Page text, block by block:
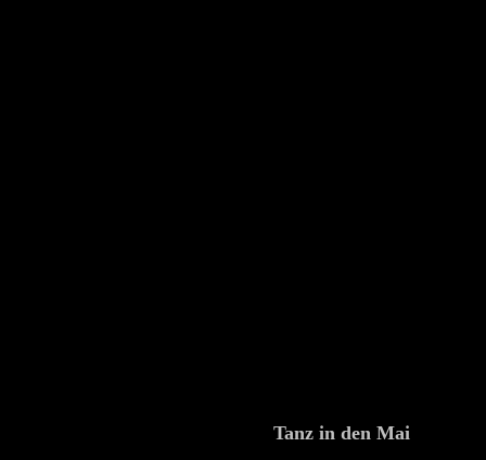
Tanz in den Mai